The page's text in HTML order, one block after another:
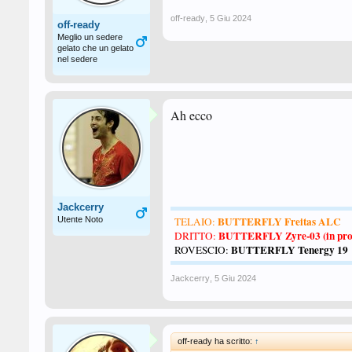
off-ready
Meglio un sedere
gelato che un gelato
nel sedere
off-ready 5 Giu 2024
Jackcerry
Utente Noto
Ah ecco
TELAIO: BUTTERFLY Freitas ALC
DRITTO: BUTTERFLY Zyre-03 (in
ROVESCIO: BUTTERFLY Tenergy 19
Jackcerry 5 Giu 2024
off-ready ha scritto: ↑